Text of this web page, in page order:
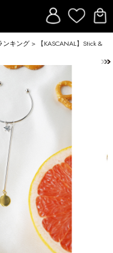
ンキング > 【KASCANAL】Stick &